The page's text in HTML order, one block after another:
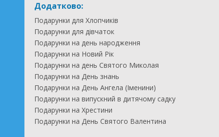
Додатково:
Подарунки для Хлопчиків
Подарунки для дівчаток
Подарунки на день народження
Подарунки на Новий Рік
Подарунки на день Святого Миколая
Подарунки на День знань
Подарунки на День Ангела (Іменини)
Подарунки на випускний в дитячому садку
Подарунки на Хрестини
Подарунки на День Святого Валентина